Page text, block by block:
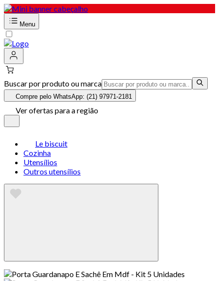
Menu
Buscar por produto ou marca
Compre pelo WhatsApp: (21) 97971-2181
Ver ofertas para a região
Le biscuit
Cozinha
Utensílios
Outros utensílios